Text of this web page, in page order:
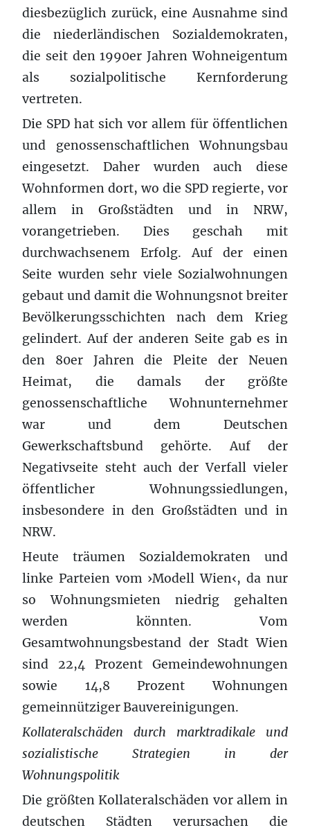
diesbezüglich zurück, eine Ausnahme sind
die niederländischen Sozialdemokraten,
die seit den 1990er Jahren Wohneigentum
als sozialpolitische Kernforderung
vertreten.
Die SPD hat sich vor allem für öffentlichen
und genossenschaftlichen Wohnungsbau
eingesetzt. Daher wurden auch diese
Wohnformen dort, wo die SPD regierte, vor
allem in Großstädten und in NRW,
vorangetrieben. Dies geschah mit
durchwachsenem Erfolg. Auf der einen
Seite wurden sehr viele Sozialwohnungen
gebaut und damit die Wohnungsnot breiter
Bevölkerungsschichten nach dem Krieg
gelindert. Auf der anderen Seite gab es in
den 80er Jahren die Pleite der Neuen
Heimat, die damals der größte
genossenschaftliche Wohnunternehmer
war und dem Deutschen
Gewerkschaftsbund gehörte. Auf der
Negativseite steht auch der Verfall vieler
öffentlicher Wohnungssiedlungen,
insbesondere in den Großstädten und in
NRW.
Heute träumen Sozialdemokraten und
linke Parteien vom ›Modell Wien‹, da nur
so Wohnungsmieten niedrig gehalten
werden könnten. Vom
Gesamtwohnungsbestand der Stadt Wien
sind 22,4 Prozent Gemeindewohnungen
sowie 14,8 Prozent Wohnungen
gemeinnütziger Bauvereinigungen.
Kollateralschäden durch marktradikale und
sozialistische Strategien in der
Wohnungspolitik
Die größten Kollateralschäden vor allem in
deutschen Städten verursachen die